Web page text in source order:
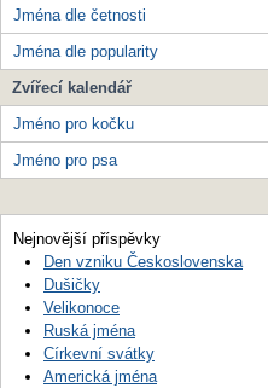
Jména dle četnosti
Jména dle popularity
Zvířecí kalendář
Jméno pro kočku
Jméno pro psa
Nejnovější příspěvky
Den vzniku Československa
Dušičky
Velikonoce
Ruská jména
Církevní svátky
Americká jména